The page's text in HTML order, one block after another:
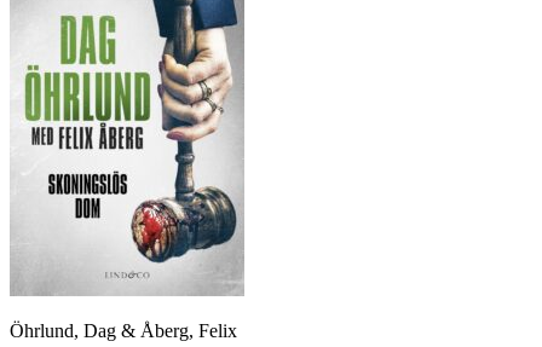
Öhrlund, Dag & Åberg, Felix